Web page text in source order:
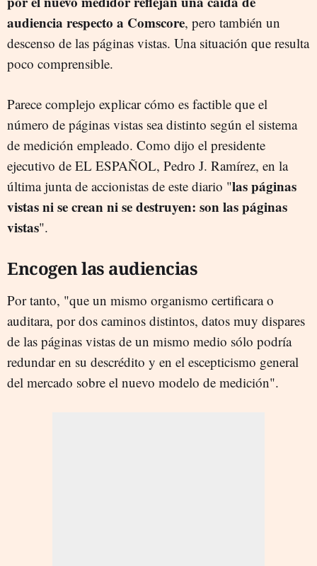
audiencia respecto a Comscore, pero también un
descenso de las páginas vistas. Una situación que resulta
poco comprensible.
Parece complejo explicar cómo es factible que el
número de páginas vistas sea distinto según el sistema
de medición empleado. Como dijo el presidente
ejecutivo de EL ESPAÑOL, Pedro J. Ramírez, en la
última junta de accionistas de este diario "las páginas
vistas ni se crean ni se destruyen: son las páginas
vistas".
Encogen las audiencias
Por tanto, "que un mismo organismo certificara o
auditara, por dos caminos distintos, datos muy dispares
de las páginas vistas de un mismo medio sólo podría
redundar en su descrédito y en el escepticismo general
del mercado sobre el nuevo modelo de medición".